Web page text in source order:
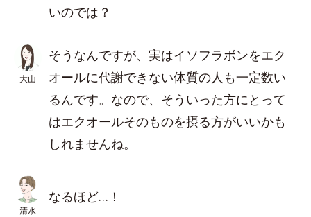
いのでは？
大山
そうなんですが、実はイソフラボンをエク
オールに代謝できない体質の人も一定数い
るんです。なので、そういった方にとって
はエクオールそのものを摂る方がいいかも
しれませんね。
清水
なるほど…！